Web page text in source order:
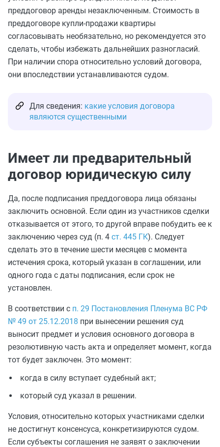
преддоговор аренды незаключенным. Стоимость в
преддоговоре купли-продажи квартиры
согласовывать необязательно, но рекомендуется это
сделать, чтобы избежать дальнейших разногласий.
При наличии спора относительно условий договора,
они впоследствии устанавливаются судом.
Для сведения: какие условия договора
являются существенными
Имеет ли предварительный
договор юридическую силу
Да, после подписания преддоговора лица обязаны
заключить основной. Если один из участников сделки
отказывается от этого, то другой вправе побудить ее к
заключению через суд (п. 4 ст. 445 ГК). Следует
сделать это в течение шести месяцев с момента
истечения срока, который указан в соглашении, или
одного года с даты подписания, если срок не
установлен.
В соответствии с п. 29 Постановления Пленума ВС РФ
№ 49 от 25.12.2018 при вынесении решения суд
выносит предмет и условия основного договора в
резолютивную часть акта и определяет момент, когда
тот будет заключен. Это момент:
когда в силу вступает судебный акт;
который суд указал в решении.
Условия, относительно которых участниками сделки
не достигнут консенсуса, конкретизируются судом.
Если субъекты соглашения не заявят о заключении